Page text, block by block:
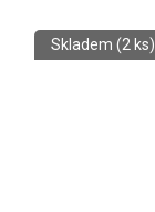
Skladem (2 ks)